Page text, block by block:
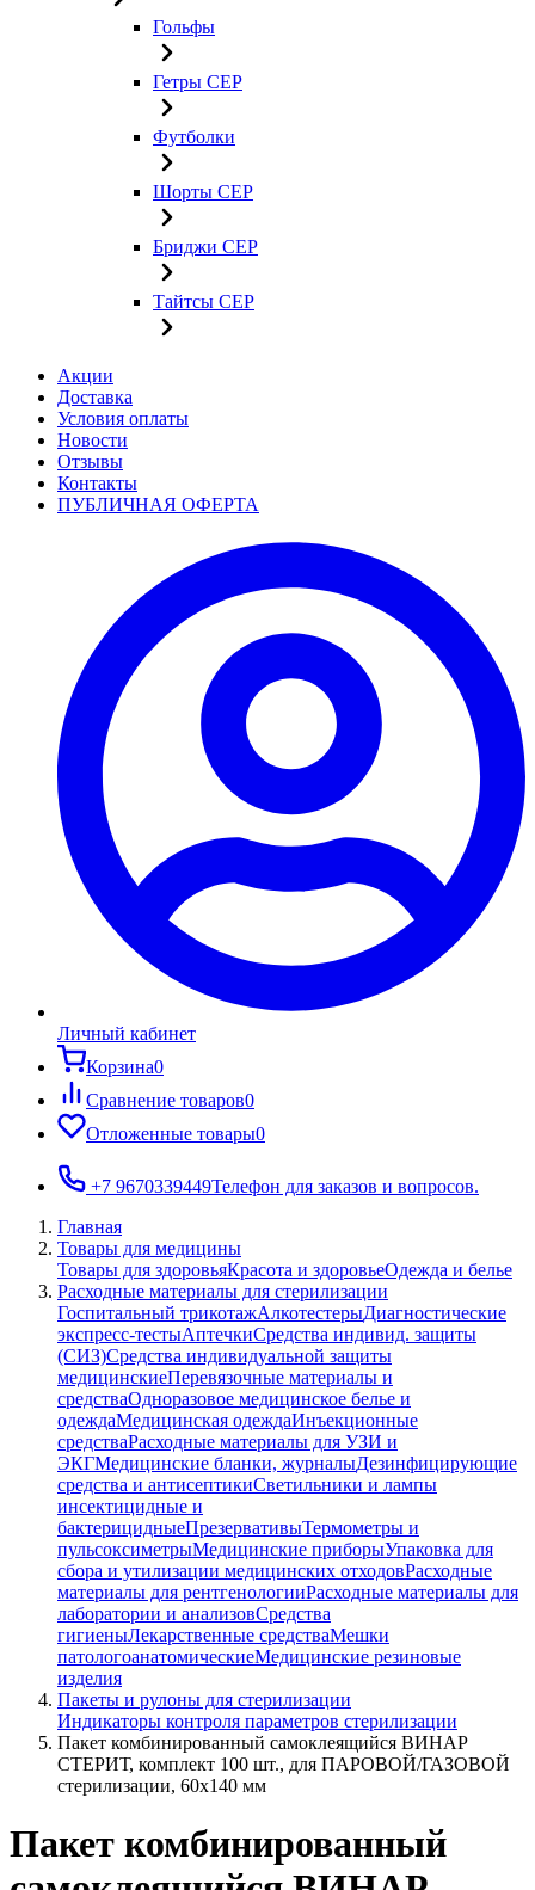
Гольфы
Гетры CEP
Футболки
Шорты CEP
Бриджи CEP
Тайтсы CEP
Акции
Доставка
Условия оплаты
Новости
Отзывы
Контакты
ПУБЛИЧНАЯ ОФЕРТА
Личный кабинет
Корзина0
Сравнение товаров0
Отложенные товары0
+7 9670339449Телефон для заказов и вопросов.
Главная
Товары для медицины
Товары для здоровьяКрасота и здоровьеОдежда и белье
Расходные материалы для стерилизации
Госпитальный трикотажАлкотестерыДиагностические
экспресс-тестыАптечкиСредства индивид. защиты
(СИЗ)Средства индивидуальной защиты
медицинскиеПеревязочные материалы и
средстваОдноразовое медицинское белье и
одеждаМедицинская одеждаИнъекционные
средстваРасходные материалы для УЗИ и
ЭКГМедицинские бланки, журналыДезинфицирующие
средства и антисептикиСветильники и лампы
инсектицидные и
бактерицидныеПрезервативыТермометры и
пульсоксиметрыМедицинские приборыУпаковка для
сбора и утилизации медицинских отходовРасходные
материалы для рентгенологииРасходные материалы для
лаборатории и анализовСредства
гигиеныЛекарственные средстваМешки
патологоанатомическиеМедицинские резиновые
изделия
Пакеты и рулоны для стерилизации
Индикаторы контроля параметров стерилизации
Пакет комбинированный самоклеящийся ВИНАР
СТЕРИТ, комплект 100 шт., для ПАРОВОЙ/ГАЗОВОЙ
стерилизации, 60х140 мм
Пакет комбинированный